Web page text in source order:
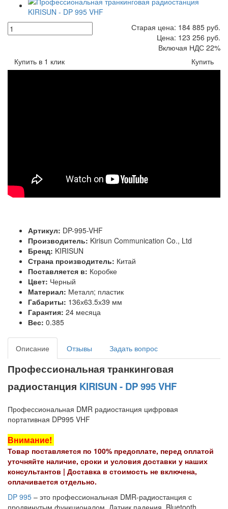
Старая цена: 184 885 руб.
Цена: 123 256 руб.
Включая НДС 22%
Купить в 1 клик
Купить
Артикул: DP-995-VHF
Производитель: Kirisun Communication Co., Ltd
Бренд: KIRISUN
Страна производитель: Китай
Поставляется в: Коробке
Цвет: Черный
Материал: Металл; пластик
Габариты: 136х63.5х39 мм
Гарантия: 24 месяца
Вес: 0.385
Описание Отзывы Задать вопрос
Профессиональная транкинговая
радиостанция KIRISUN - DP 995 VHF
Профессиональная DMR радиостанция цифровая
портативная DP995 VHF
Внимание!
Товар поставляется по 100% предоплате, перед оплатой
уточняйте наличие, сроки и условия доставки у наших
консультантов | Доставка в стоимость не включена,
оплачивается отдельно.
DP 995 – это профессиональная DMR-радиостанция с
продвинутым функционалом. Датчик падения, Bluetooth